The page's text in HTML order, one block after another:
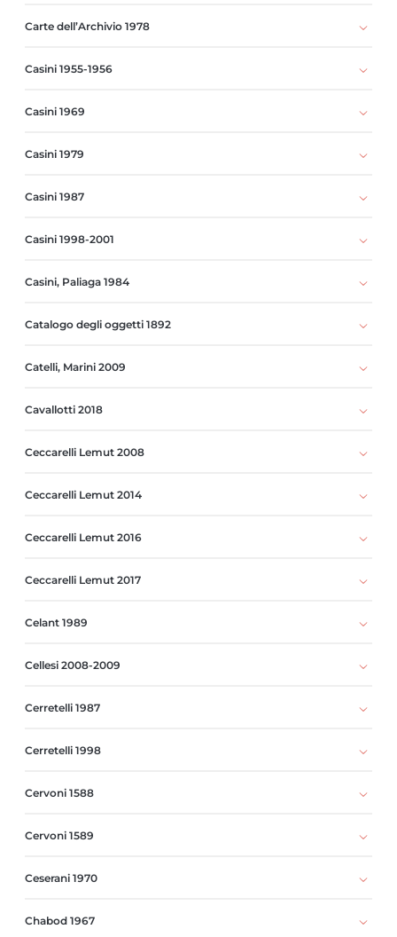
Carte dell’Archivio 1978
Casini 1955-1956
Casini 1969
Casini 1979
Casini 1987
Casini 1998-2001
Casini, Paliaga 1984
Catalogo degli oggetti 1892
Catelli, Marini 2009
Cavallotti 2018
Ceccarelli Lemut 2008
Ceccarelli Lemut 2014
Ceccarelli Lemut 2016
Ceccarelli Lemut 2017
Celant 1989
Cellesi 2008-2009
Cerretelli 1987
Cerretelli 1998
Cervoni 1588
Cervoni 1589
Ceserani 1970
Chabod 1967